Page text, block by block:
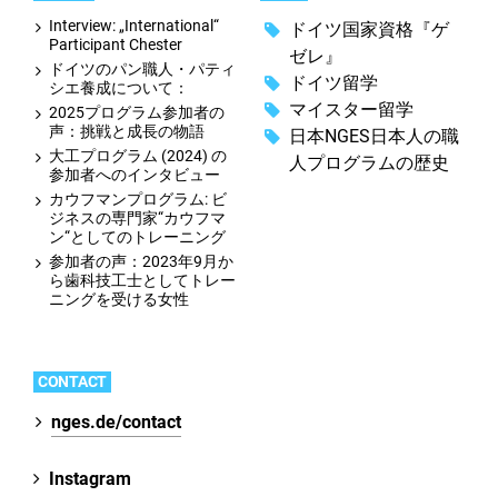
Interview: „International“
Participant Chester
ドイツのパン職人・パティ
シエ養成について：
2025プログラム参加者の
声：挑戦と成長の物語
大工プログラム (2024) の
参加者へのインタビュー
カウフマンプログラム: ビ
ジネスの専門家“カウフマ
ン“としてのトレーニング
参加者の声：2023年9月か
ら歯科技工士としてトレー
ニングを受ける女性
ドイツ国家資格『ゲ
ゼレ』
ドイツ留学
マイスター留学
日本NGES日本人の職
人プログラムの歴史
CONTACT
nges.de/contact
Instagram